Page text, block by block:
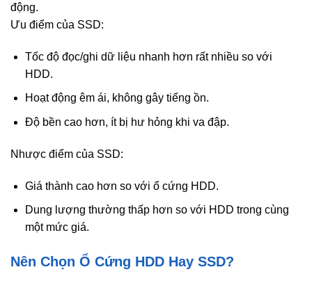
động.
Ưu điểm của SSD:
Tốc độ đọc/ghi dữ liệu nhanh hơn rất nhiều so với
HDD.
Hoạt động êm ái, không gây tiếng ồn.
Độ bền cao hơn, ít bị hư hỏng khi va đập.
Nhược điểm của SSD:
Giá thành cao hơn so với ổ cứng HDD.
Dung lượng thường thấp hơn so với HDD trong cùng
một mức giá.
Nên Chọn Ổ Cứng HDD Hay SSD?